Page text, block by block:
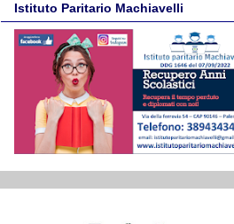
Istituto Paritario Machiavelli